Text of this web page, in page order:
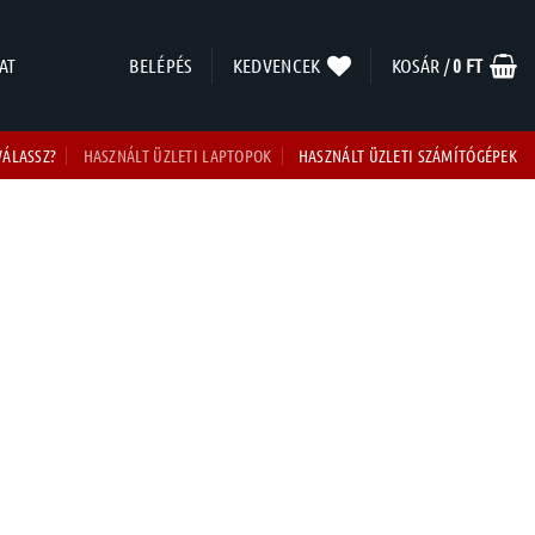
BELÉPÉS KEDVENCEK KOSÁR /0 FT
HASZNÁLT ÜZLETI LAPTOPOK HASZNÁLT ÜZLETI SZÁMÍTÓGÉPEK